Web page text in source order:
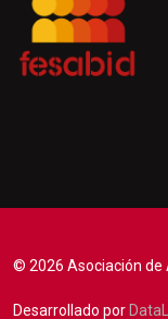
© 2026 Asociación de
Desarrollado por